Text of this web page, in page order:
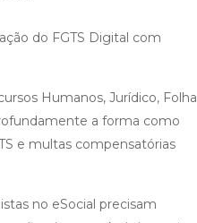
do FGTS Digital com
Humanos, Jurídico, Folha
a forma como
e multas compensatórias
no eSocial precisam